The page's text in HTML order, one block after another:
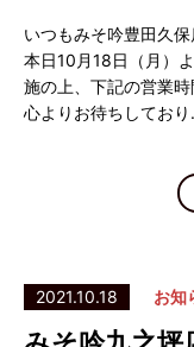
いつもみそ吟豊田久
本日10月18日（月）
施の上、下記の営業
心よりお待ちしてお
2021.10.18 お知